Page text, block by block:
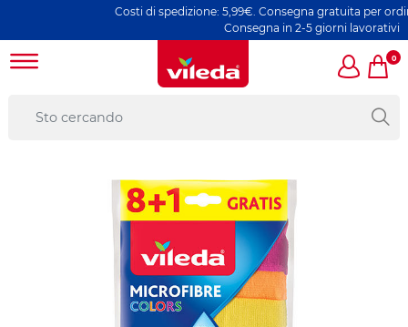
Costi di spedizione: 5,99€. Consegna gratuita per ordini
Consegna in 2-5 giorni lavorativi
0